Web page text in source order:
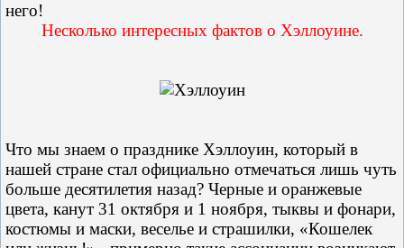
него!
Несколько интересных фактов о Хэллоуине.
Что мы знаем о празднике Хэллоуин, который в
нашей стране стал официально отмечаться лишь чуть
больше десятилетия назад? Черные и оранжевые
цвета, канут 31 октября и 1 ноября, тыквы и фонари,
костюмы и маски, веселье и страшилки, «Кошелек